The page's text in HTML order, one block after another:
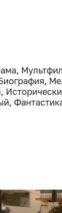
,
,
,
,